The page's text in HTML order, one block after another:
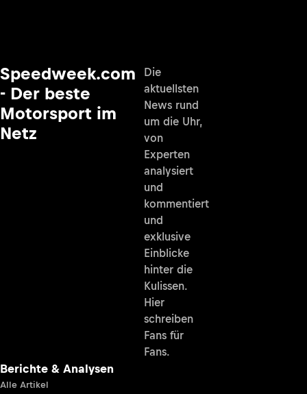
Speedweek.com
- Der beste
Motorsport im
Netz
Die
aktuellsten
News rund
um die Uhr,
von
Experten
analysiert
und
kommentiert
und
exklusive
Einblicke
hinter die
Kulissen.
Hier
schreiben
Fans für
Fans.
Berichte & Analysen
Alle Artikel